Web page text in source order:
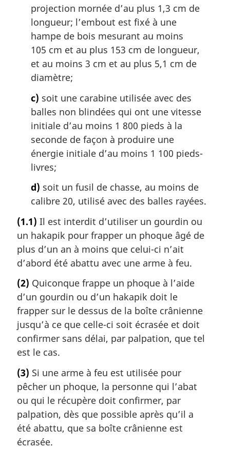
projection mornée d’au plus 1,3 cm de
longueur; l’embout est fixé à une
hampe de bois mesurant au moins
105 cm et au plus 153 cm de longueur,
et au moins 3 cm et au plus 5,1 cm de
diamètre;
c) soit une carabine utilisée avec des
balles non blindées qui ont une vitesse
initiale d’au moins 1 800 pieds à la
seconde de façon à produire une
énergie initiale d’au moins 1 100 pieds-
livres;
d) soit un fusil de chasse, au moins de
calibre 20, utilisé avec des balles rayées.
(1.1) Il est interdit d’utiliser un gourdin ou
un hakapik pour frapper un phoque âgé de
plus d’un an à moins que celui-ci n’ait
d’abord été abattu avec une arme à feu.
(2) Quiconque frappe un phoque à l’aide
d’un gourdin ou d’un hakapik doit le
frapper sur le dessus de la boîte crânienne
jusqu’à ce que celle-ci soit écrasée et doit
confirmer sans délai, par palpation, que tel
est le cas.
(3) Si une arme à feu est utilisée pour
pêcher un phoque, la personne qui l’abat
ou qui le récupère doit confirmer, par
palpation, dès que possible après qu’il a
été abattu, que sa boîte crânienne est
écrasée.